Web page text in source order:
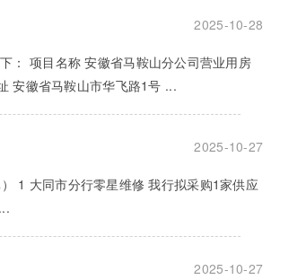
2025-10-28
： 项目名称 安徽省马鞍山分公司营业用房
安徽省马鞍山市华飞路1号 ...
2025-10-27
1 大同市分行零星维修 我行拟采购1家供应
2025-10-27